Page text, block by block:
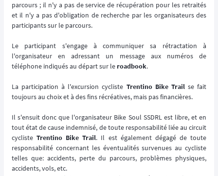
parcours ; il n'y a pas de service de récupération pour les retraités
et il n'y a pas d'obligation de recherche par les organisateurs des
participants sur le parcours.
Le participant s'engage à communiquer sa rétractation à
l'organisateur en adressant un message aux numéros de
téléphone indiqués au départ sur le roadbook.
La participation à l'excursion cycliste Trentino Bike Trailse fait
toujours au choix et à des fins récréatives, mais pas financières.
Il s'ensuit donc que l'organisateur Bike Soul SSDRL est libre, et en
tout état de cause indemnisé, de toute responsabilité liée au circuit
cyclisteTrentino Bike Trail. Il est également dégagé de toute
responsabilité concernant les éventualités survenues au cycliste
telles que: accidents, perte du parcours, problèmes physiques,
accidents, vols, etc.